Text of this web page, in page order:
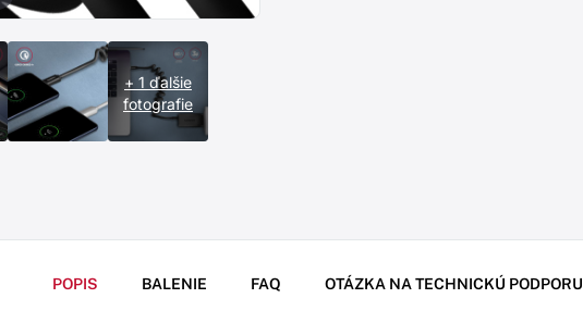
+ 1 ďalšie
fotografie
POPIS BALENIE FAQ OTÁZKA NA TECHNICKÚ PODPORU